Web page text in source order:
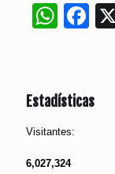
Estadísticas
Visitantes:
6,027,324